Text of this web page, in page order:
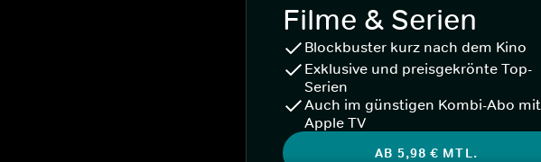
Filme & Serien
Blockbuster kurz nach dem Kino
Exklusive und preisgekrönte Top-
Serien
Auch im günstigen Kombi-Abo mit
Apple TV
AB 5,98 € MTL.